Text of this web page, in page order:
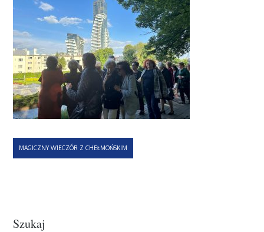
Nawigacja
MAGICZNY WIECZÓR Z CHEŁMOŃSKIM
Szukaj